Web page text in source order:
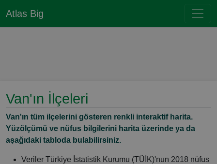
Atlas Big
Van'ın İlçeleri
Van'ın tüm ilçelerini gösteren renkli interaktif harita.
Yüzölçümü ve nüfus bilgilerini harita üzerinde ya da
aşağıdaki tabloda bulabilirsiniz.
Veriler Türkiye İstatistik Kurumu (TÜİK)'nun 2018 nüfus